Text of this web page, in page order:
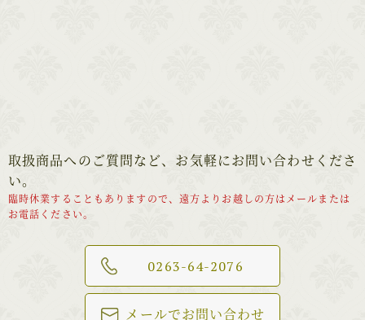
取扱商品へのご質問など、お気軽にお問い合わせくださ
い。
臨時休業することもありますので、遠方よりお越しの方はメールまたは
お電話ください。
0263-64-2076
メールでお問い合わせ